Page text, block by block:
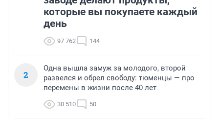
которые вы покупаете каждый
день
97 762 144
2
Одна вышла замуж за молодого, второй
развелся и обрел свободу: тюменцы — про
перемены в жизни после 40 лет
30 510 50